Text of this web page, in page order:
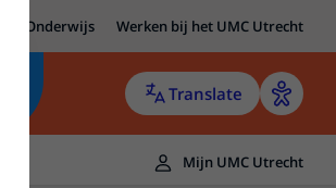
Onderwijs Werken bij het UMC Utrecht
Translate
Mijn UMC Utrecht